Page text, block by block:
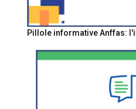
Pillole informative Anffas: